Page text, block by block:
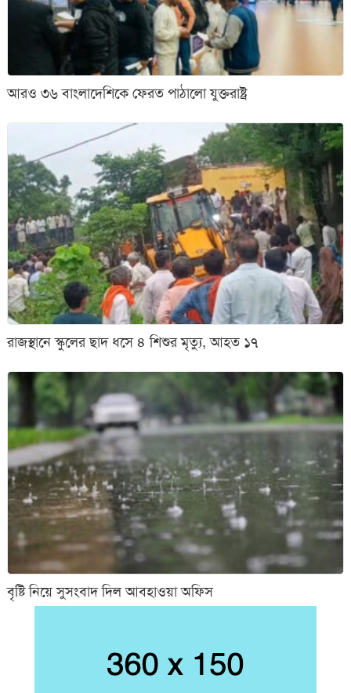
আরও ৩৬ বাংলাদেশিকে ফেরত পাঠালো যুক্তরাষ্ট্র
রাজস্থানে স্কুলের ছাদ ধসে ৪ শিশুর মৃত্যু, আহত ১৭
বৃষ্টি নিয়ে সুসংবাদ দিল আবহাওয়া অফিস